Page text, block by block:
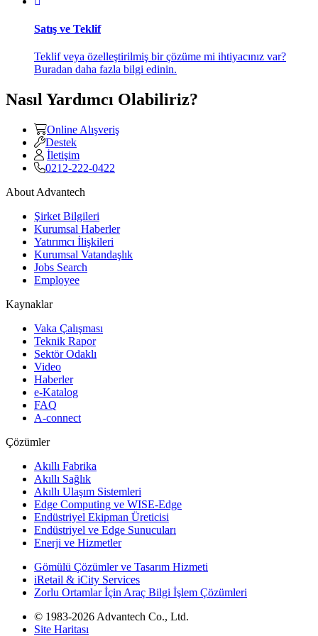
Satış ve Teklif
Teklif veya özelleştirilmiş bir çözüme mi ihtiyacınız var?
Buradan daha fazla bilgi edinin.
Nasıl Yardımcı Olabiliriz?
Online Alışveriş
Destek
İletişim
0212-222-0422
About Advantech
Şirket Bilgileri
Kurumsal Haberler
Yatırımcı İlişkileri
Kurumsal Vatandaşlık
Jobs Search
Employee
Kaynaklar
Vaka Çalışması
Teknik Rapor
Sektör Odaklı
Video
Haberler
e-Katalog
FAQ
A-connect
Çözümler
Akıllı Fabrika
Akıllı Sağlık
Akıllı Ulaşım Sistemleri
Edge Computing ve WISE-Edge
Endüstriyel Ekipman Üreticisi
Endüstriyel ve Edge Sunucuları
Enerji ve Hizmetler
Gömülü Çözümler ve Tasarım Hizmeti
iRetail & iCity Services
Zorlu Ortamlar İçin Araç Bilgi İşlem Çözümleri
© 1983-2026 Advantech Co., Ltd.
Site Haritası